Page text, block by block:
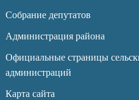
Собрание депутатов
Администрация района
Официальные страницы
администраций
Карта сайта